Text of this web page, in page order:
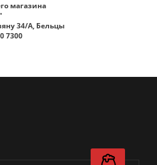
магазина
34/A, Бельцы
7300